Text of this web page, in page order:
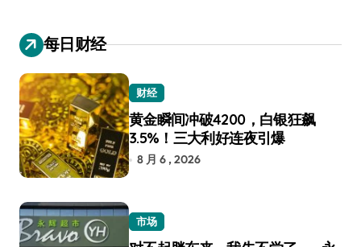
每日财经
财经
黄金瞬间冲破4200，白银狂飙
3.5%！三大利好连夜引爆
8 月 6 , 2026
市场